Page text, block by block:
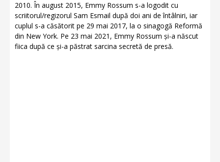
2010. În august 2015, Emmy Rossum s-a logodit cu
scriitorul/regizorul Sam Esmail după doi ani de întâlniri, iar
cuplul s-a căsătorit pe 29 mai 2017, la o sinagogă Reformă
din New York. Pe 23 mai 2021, Emmy Rossum și-a născut
fiica după ce și-a păstrat sarcina secretă de presă.